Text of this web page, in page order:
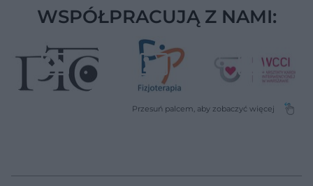
WSPÓŁPRACUJĄ Z NAMI: